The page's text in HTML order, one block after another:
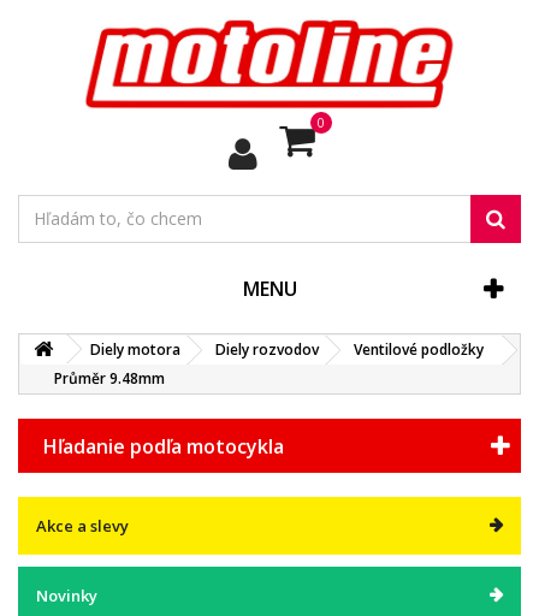
0
MENU
Diely motora Diely rozvodov
Ventilové podložky
Průměr 9.48mm
Hľadanie podľa motocykla
Akce a slevy
Novinky